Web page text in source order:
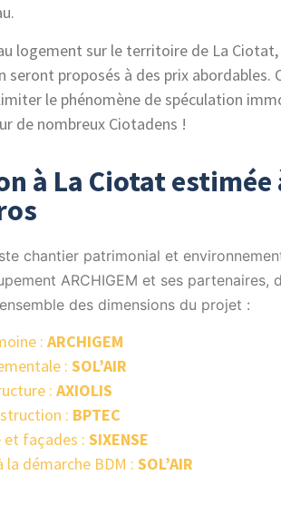
logement sur le territoire de La
seront proposés à des prix abordables.
le phénomène de spéculation
de nombreux Ciotadens !
à La Ciotat estimée
chantier patrimonial et
ARCHIGEM et ses partenaires,
des dimensions du projet :
: ARCHIGEM
: SOL’AIR
: AXIOLIS
: BPTEC
façades : SIXENSE
démarche BDM : SOL’AIR